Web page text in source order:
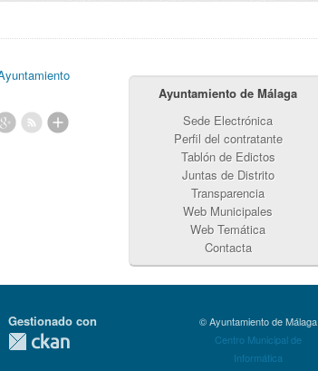
Ayuntamiento de Málaga
Sede Electrónica
Perfil del contratante
Tablón de Edictos
Juntas de Distrito
Transparencia
Web Municipales
Web Temática
Contacta
Gestionado con
© Ayuntamiento de Málaga
Centro Municipal de
Informática